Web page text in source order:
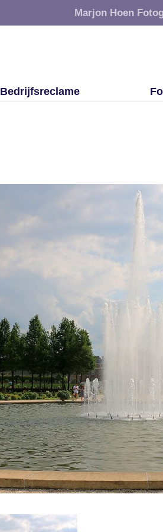
Marjon Hoen
Bedrijfsreclame